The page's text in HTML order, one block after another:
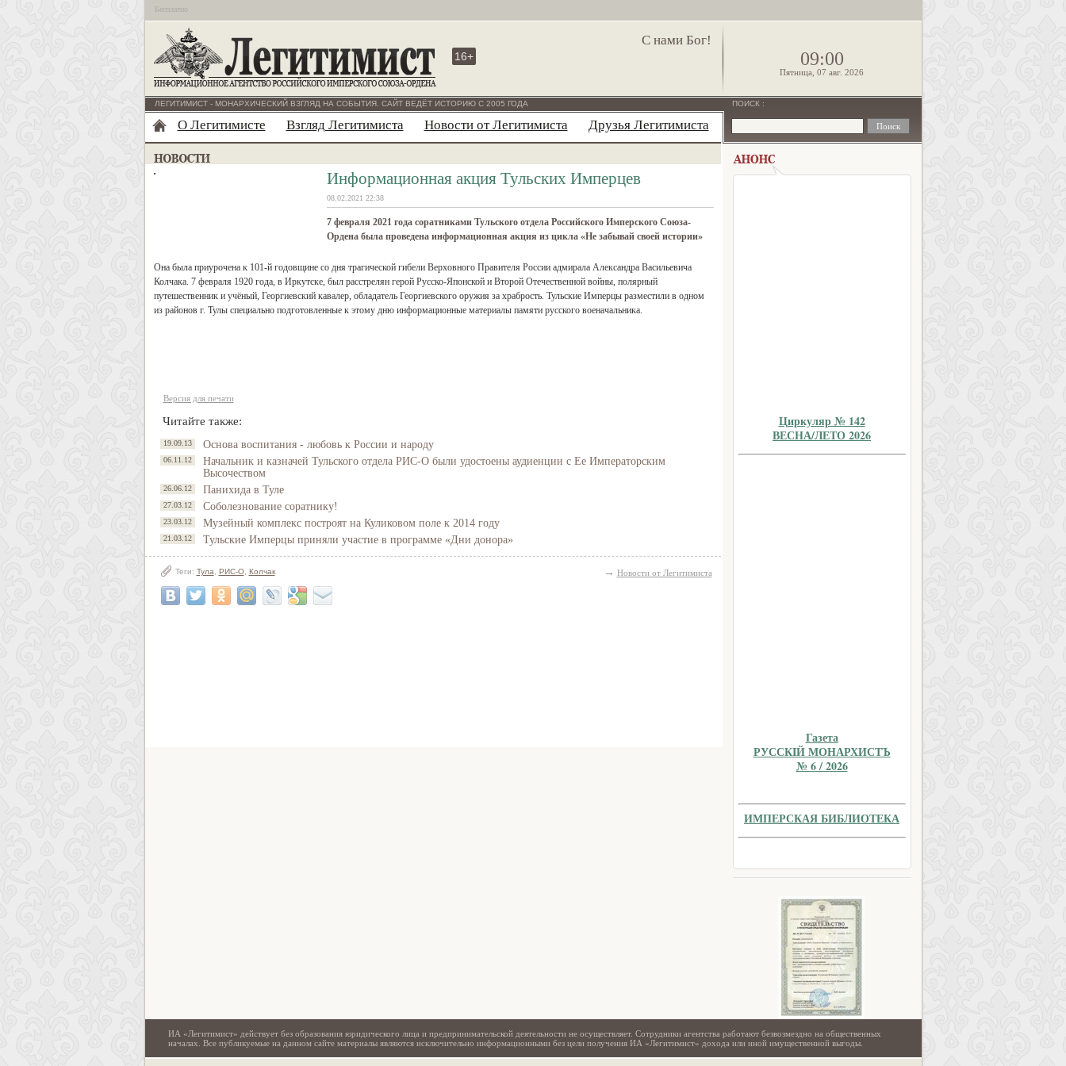
Бесплатно
С нами Бог!
16+ 09:00
Пятница, 07 авг. 2026
ЛЕГИТИМИСТ - МОНАРХИЧЕСКИЙ ВЗГЛЯД НА СОБЫТИЯ. САЙТ ВЕДЁТ ИСТОРИЮ С 2005 ГОДА
О Легитимисте Взгляд Легитимиста Новости от Легитимиста Друзья Легитимиста
Информационная акция Тульских Имперцев
08.02.2021 22:38
7 февраля 2021 года соратниками Тульского отдела Российского Имперского Союза-
Ордена была проведена информационная акция из цикла «Не забывай своей истории»
Она была приурочена к 101-й годовщине со дня трагической гибели Верховного Правителя России адмирала Александра Васильевича
Колчака. 7 февраля 1920 года, в Иркутске, был расстрелян герой Русско-Японской и Второй Отечественной войны, полярный
путешественник и учёный, Георгиевский кавалер, обладатель Георгиевского оружия за храбрость. Тульские Имперцы разместили в одном
из районов г. Тулы специально подготовленные к этому дню информационные материалы памяти русского военачальника.
Версия для печати
Читайте также:
19.09.13 Основа воспитания - любовь к России и народу
06.11.12
Начальник и казначей Тульского отдела РИС-О были удостоены аудиенции с Ее Императорским
Высочеством
26.06.12 Панихида в Туле
27.03.12 Соболезнование соратнику!
23.03.12 Музейный комплекс построят на Куликовом поле к 2014 году
21.03.12 Тульские Имперцы приняли участие в программе «Дни донора»
Теги: Тула РИС-О, Колчак → Новости от Легитимиста
ПОИСК :
Циркуляр № 142
ВЕСНА/ЛЕТО 2026
Газета
РУССКIЙ МОНАРХИСТЪ
№ 6 / 2026
ИМПЕРСКАЯ БИБЛИОТЕКА
ИА «Легитимист» действует без образования юридического лица и предпринимательской деятельности не осуществляет. Сотрудники агентства работают безвозмездно на общественных
началах. Все публикуемые на данном сайте материалы являются исключительно информационными без цели получения ИА «Легитимист» дохода или иной имущественной выгоды.